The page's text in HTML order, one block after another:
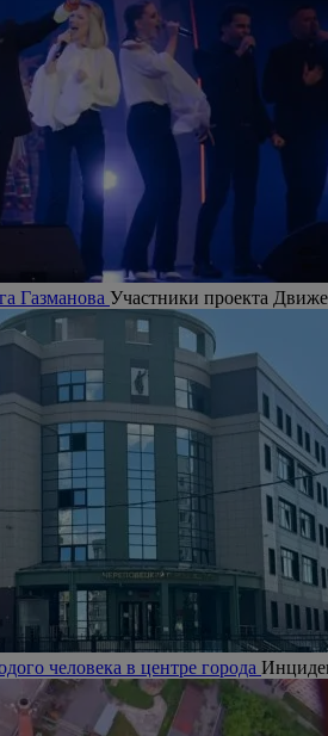
Газманова Участники проекта
человека в центре города